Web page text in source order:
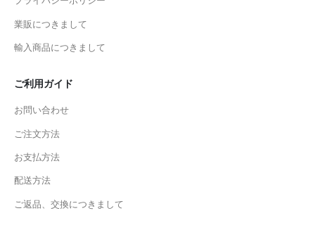
業販につきまして
輸入商品につきまして
ご利用ガイド
お問い合わせ
ご注文方法
お支払方法
配送方法
ご返品、交換につきまして